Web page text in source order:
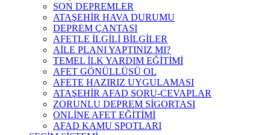
SON DEPREMLER
ATAŞEHİR HAVA DURUMU
DEPREM ÇANTASI
AFETLE İLGİLİ BİLGİLER
AİLE PLANI YAPTINIZ MI?
TEMEL İLK YARDIM EĞİTİMİ
AFET GÖNÜLLÜSÜ OL
AFETE HAZIRIZ UYGULAMASI
ATAŞEHİR AFAD SORU-CEVAPLAR
ZORUNLU DEPREM SİGORTASI
ONLİNE AFET EĞİTİMİ
AFAD KAMU SPOTLARI